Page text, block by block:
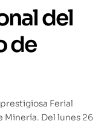
del
de
Ferial
Minería. Del lunes 26